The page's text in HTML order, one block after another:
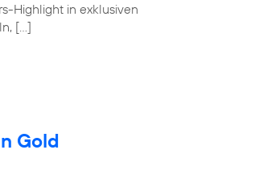
Highlight in exklusiven
[…]
Gold